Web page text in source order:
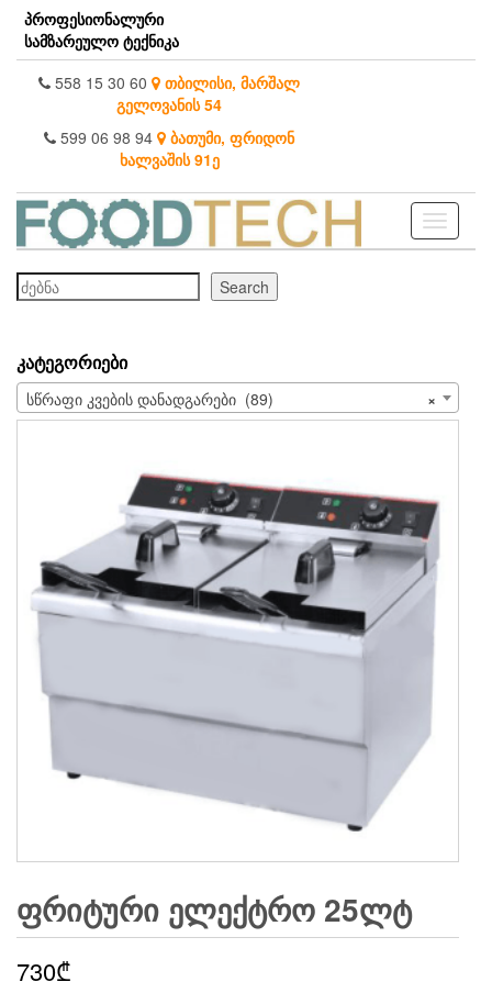
Skip
the
content
პროფესიონალური
სამზარეულო ტექნიკა
558 15 30 60 თბილისი, მარშალ
გელოვანის 54
599 06 98 94 ბათუმი, ფრიდონ
ხალვაშის 91ე
Toggle
ძებნა
Search
ᲙᲐᲢᲔᲒᲝᲠᲘᲔᲑᲘ
×
სწრაფი კვების დანადგარები (89)
ᲤᲠᲘᲢᲣᲠᲘ ᲔᲚᲔᲥᲢᲠᲝ 25ᲚᲢ
730₾